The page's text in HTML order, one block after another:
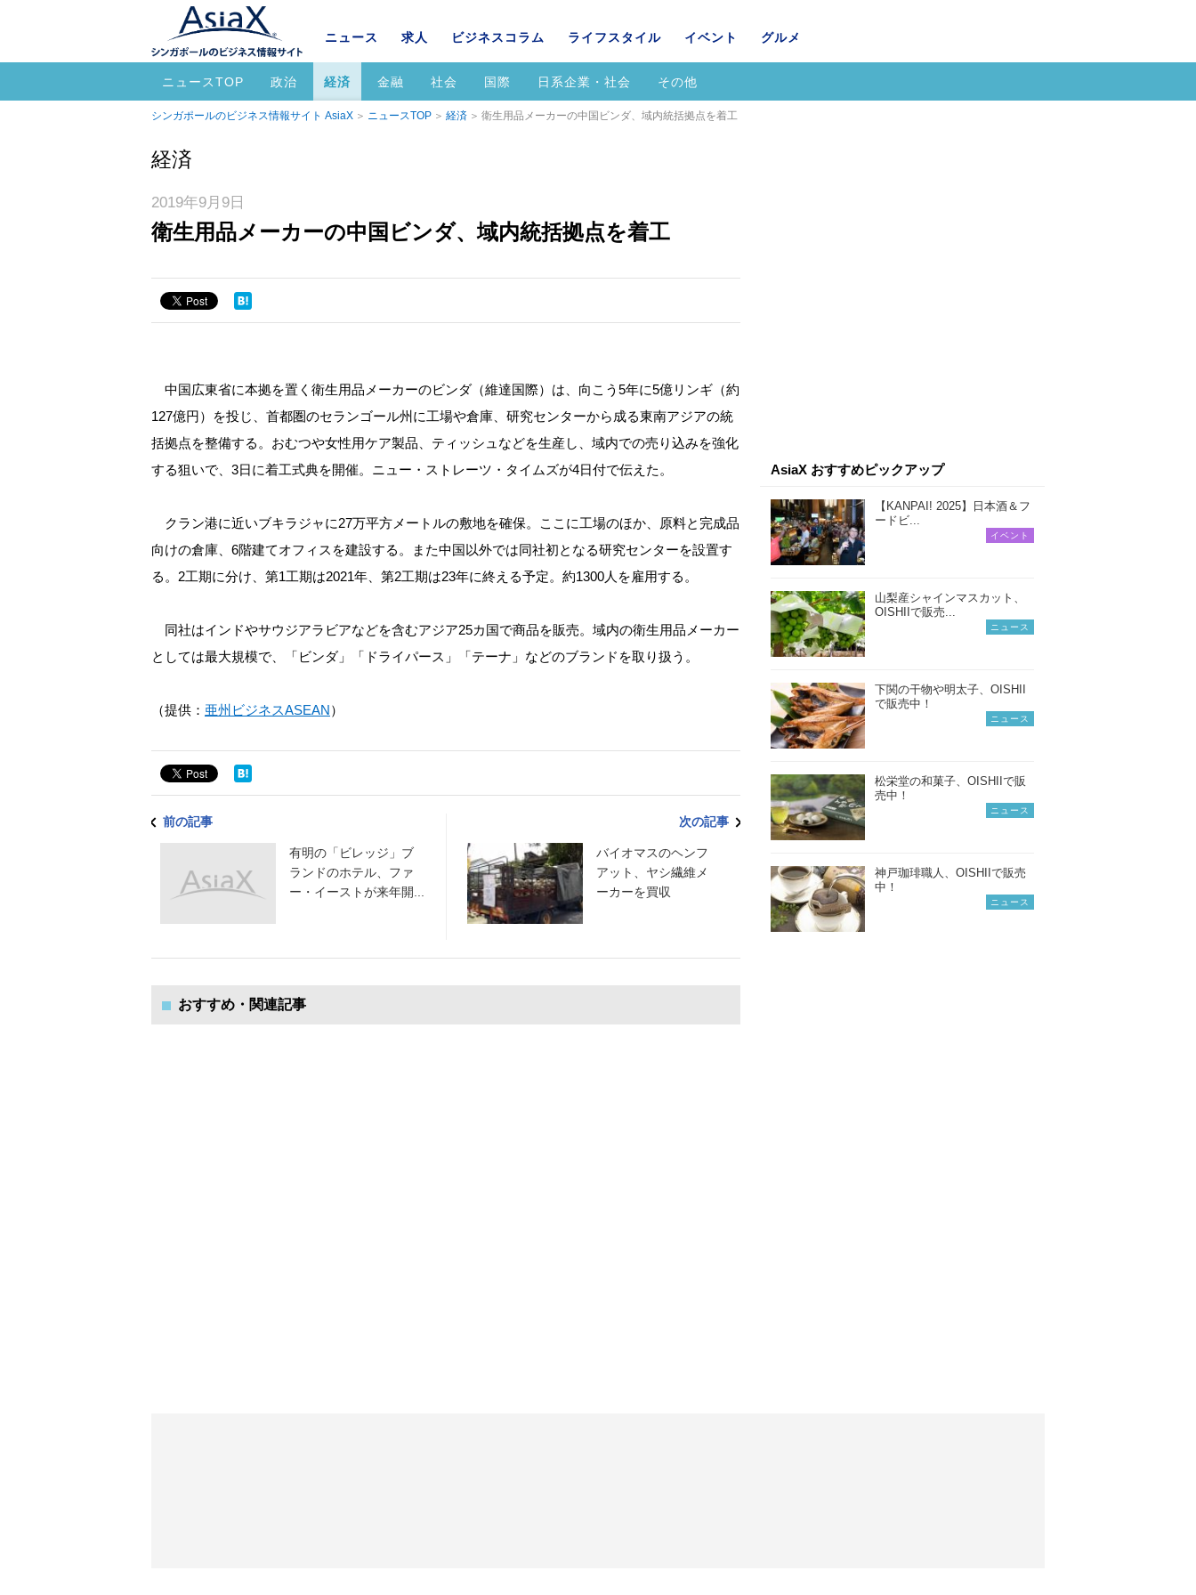
ニュース 求人 ビジネスコラム ライフスタイル イベント グルメ
ニュースTOP 政治 経済 金融 社会 国際 日系企業・社会 その他
シンガポールのビジネス情報サイト AsiaX ニュースTOP 経済 衛生用品メーカーの中国ビンダ、域内統括拠点を着工
経済
2019年9月9日
衛生用品メーカーの中国ビンダ、域内統括拠点を着工
中国広東省に本拠を置く衛生用品メーカーのビンダ（維達国際）は、向こう5年に5億リンギ（約
127億円）を投じ、首都圏のセランゴール州に工場や倉庫、研究センターから成る東南アジアの統
括拠点を整備する。おむつや女性用ケア製品、ティッシュなどを生産し、域内での売り込みを強化
する狙いで、3日に着工式典を開催。ニュー・ストレーツ・タイムズが4日付で伝えた。
クラン港に近いブキラジャに27万平方メートルの敷地を確保。ここに工場のほか、原料と完成品
向けの倉庫、6階建てオフィスを建設する。また中国以外では同社初となる研究センターを設置す
る。2工期に分け、第1工期は2021年、第2工期は23年に終える予定。約1300人を雇用する。
同社はインドやサウジアラビアなどを含むアジア25カ国で商品を販売。域内の衛生用品メーカー
としては最大規模で、「ビンダ」「ドライパース」「テーナ」などのブランドを取り扱う。
（提供： 亜州ビジネスASEAN）
前の記事
有明の「ビレッジ」ブ
ランドのホテル、ファ
ー・イーストが来年開...
次の記事
バイオマスのヘンフ
アット、ヤシ繊維メ
ーカーを買収
おすすめ・関連記事
AsiaX おすすめピックアップ
【KANPAI! 2025】日本酒＆フ
ードビ...
イベント
山梨産シャインマスカット、
OISHIIで販売...
ニュース
下関の干物や明太子、OISHII
で販売中！
ニュース
松栄堂の和菓子、OISHIIで販
売中！
ニュース
神戸珈琲職人、OISHIIで販売
中！
ニュース